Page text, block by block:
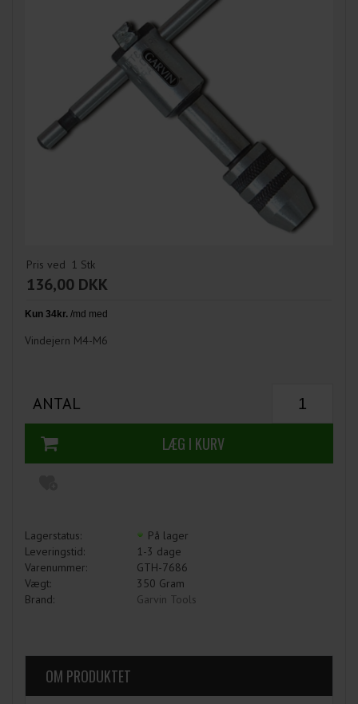
Pris ved 1 Stk
136,00 DKK
Vindejern M4-M6
ANTAL
På lager
Lagerstatus:
1-3 dage
Leveringstid:
GTH-7686
Varenummer:
350 Gram
Vægt:
Garvin Tools
Brand:
OM PRODUKTET